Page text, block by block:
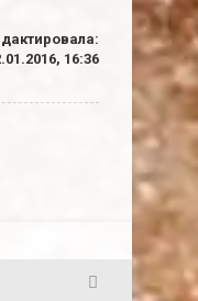
16:36